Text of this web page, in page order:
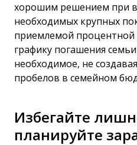
хорошим решением при
необходимых крупных
приемлемой процентной
графику погашения
необходимое, не
пробелов в семейном
Избегайте
планируйте